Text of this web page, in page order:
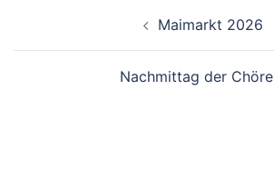
Maimarkt 2026
Nachmittag der Chöre